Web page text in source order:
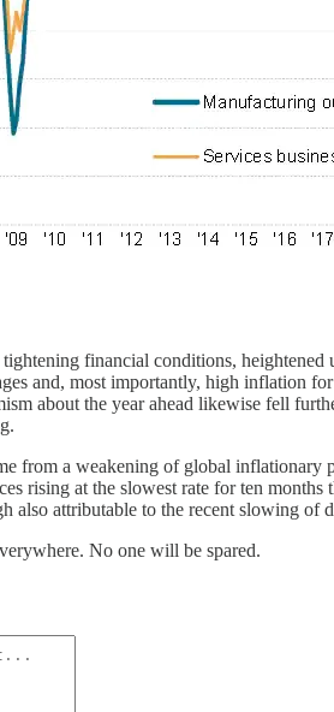
financial conditions, heightened
and, most importantly, high inflation
about the year ahead likewise fell
from a weakening of global inflationary
rising at the slowest rate for ten
also attributable to the recent slowing of
No one will be spared.